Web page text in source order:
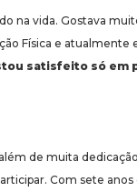
na vida. Gostava
Física e
satisfeito só em
de muita
Com sete